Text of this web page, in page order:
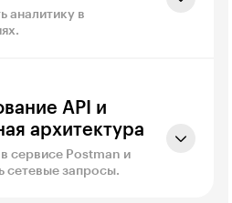
аналитику в
API и
архитектура
сервисе Postman и
сетевые запросы.